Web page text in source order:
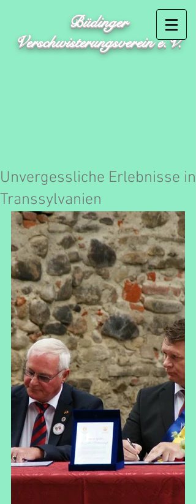
Büdinger
Verschwisterungsverein e.V.
Unvergessliche Erlebnisse in
Transsylvanien